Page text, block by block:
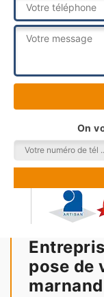
On
pose de